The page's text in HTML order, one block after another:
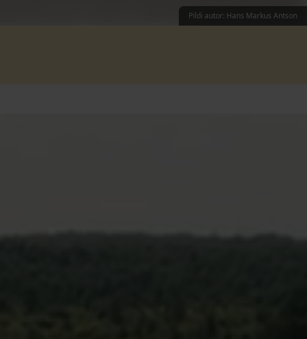
Pildi autor: Hans Markus Antson